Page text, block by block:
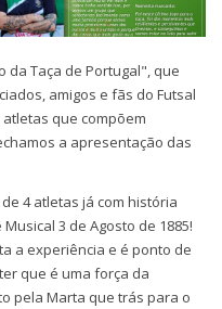
da Taça de Portugal", que
amigos e fãs do Futsal
que compõem
a apresentação das
4 atletas já com história
3 de Agosto de 1885!
a experiência e é ponto de
que é uma força da
pela Marta que trás para o